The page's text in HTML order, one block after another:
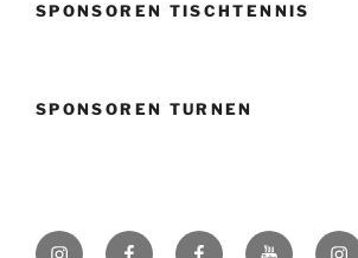
SPONSOREN TISCHTENNIS
SPONSOREN TURNEN
InstagramFacebookFacebookYoutube